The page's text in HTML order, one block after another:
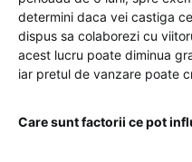
determini daca vei castiga
dispus sa colaborezi cu
acest lucru poate diminua
iar pretul de vanzare poate
Care sunt factorii ce pot